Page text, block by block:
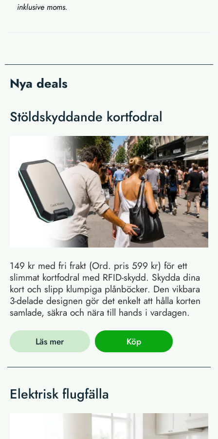
inklusive moms.
Nya deals
Stöldskyddande kortfodral
149 kr med fri frakt (Ord. pris 599 kr) för ett
slimmat kortfodral med RFID-skydd. Skydda dina
kort och slipp klumpiga plånböcker. Den vikbara
3-delade designen gör det enkelt att hålla korten
samlade, säkra och nära till hands i vardagen.
Läs mer Köp
Elektrisk flugfälla